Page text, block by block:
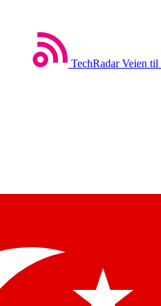
TechRadar Veien til